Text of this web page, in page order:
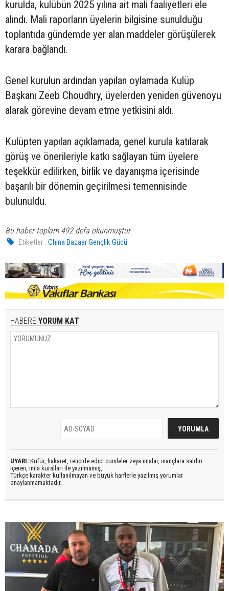
kurulda, kulübün 2025 yılına ait mali faaliyetleri ele
alındı. Mali raporların üyelerin bilgisine sunulduğu
toplantıda gündemde yer alan maddeler görüşülerek
karara bağlandı.
Genel kurulun ardından yapılan oylamada Kulüp
Başkanı Zeeb Choudhry, üyelerden yeniden güvenoyu
alarak görevine devam etme yetkisini aldı.
Kulüpten yapılan açıklamada, genel kurula katılarak
görüş ve önerileriyle katkı sağlayan tüm üyelere
teşekkür edilirken, birlik ve dayanışma içerisinde
başarılı bir dönemin geçirilmesi temennisinde
bulunuldu.
Bu haber toplam 492 defa okunmuştur
Etiketler : China Bazaar Gençlik Gücü
HABERE YORUM KAT
UYARI: Küfür, hakaret, rencide edici cümleler veya imalar, inançlara saldırı
içeren, imla kuralları ile yazılmamış,
Türkçe karakter kullanılmayan ve büyük harflerle yazılmış yorumlar
onaylanmamaktadır.